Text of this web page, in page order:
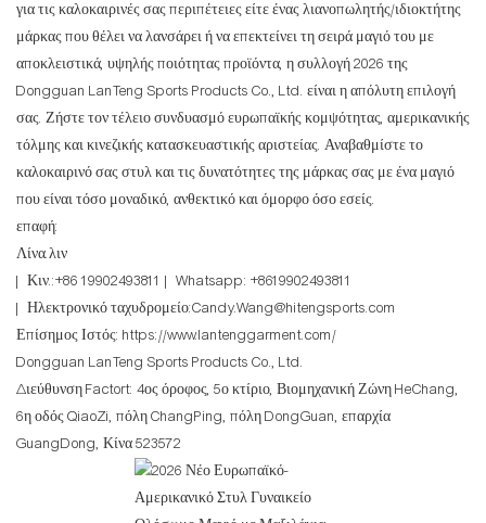
για τις καλοκαιρινές σας περιπέτειες είτε ένας λιανοπωλητής/ιδιοκτήτης
μάρκας που θέλει να λανσάρει ή να επεκτείνει τη σειρά μαγιό του με
αποκλειστικά, υψηλής ποιότητας προϊόντα, η συλλογή 2026 της
Dongguan LanTeng Sports Products Co., Ltd. είναι η απόλυτη επιλογή
σας. Ζήστε τον τέλειο συνδυασμό ευρωπαϊκής κομψότητας, αμερικανικής
τόλμης και κινεζικής κατασκευαστικής αριστείας. Αναβαθμίστε το
καλοκαιρινό σας στυλ και τις δυνατότητες της μάρκας σας με ένα μαγιό
που είναι τόσο μοναδικό, ανθεκτικό και όμορφο όσο εσείς.
επαφή:
Λίνα.λιν
| Κιν.:+86 19902493811 | Whatsapp: +8619902493811
| Ηλεκτρονικό ταχυδρομείο:Candy.Wang@hitengsports.com
Επίσημος Ιστός: https://www.lantenggarment.com/
Dongguan LanTeng Sports Products Co., Ltd.
Διεύθυνση Factort: ​​4ος όροφος, 5ο κτίριο, Βιομηχανική Ζώνη HeChang,
6η οδός QiaoZi, πόλη ChangPing, πόλη DongGuan, επαρχία
GuangDong, Κίνα 523572